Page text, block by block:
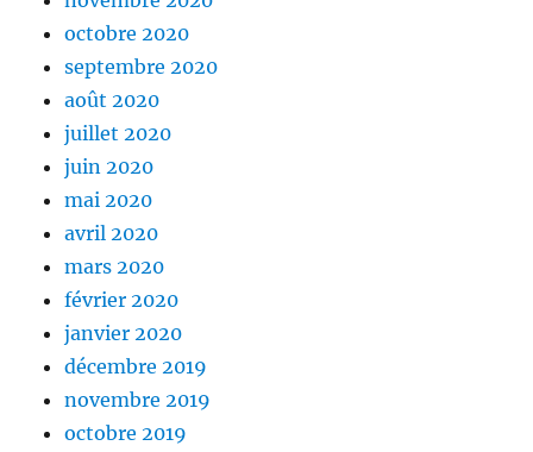
octobre 2020
septembre 2020
août 2020
juillet 2020
juin 2020
mai 2020
avril 2020
mars 2020
février 2020
janvier 2020
décembre 2019
novembre 2019
octobre 2019